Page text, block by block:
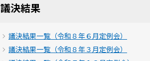
議決結果
議決結果一覧（令和８年６月定例会）
議決結果一覧（令和８年３月定例会）